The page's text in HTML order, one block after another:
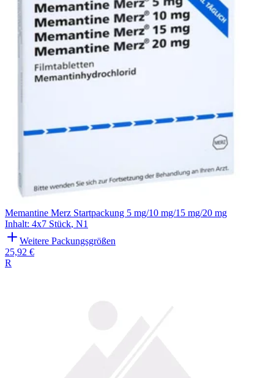
Memantine Merz Startpackung 5 mg/10 mg/15 mg/20 mg
Inhalt: 4x7 Stück, N1
Weitere Packungsgrößen
25,92 €
R